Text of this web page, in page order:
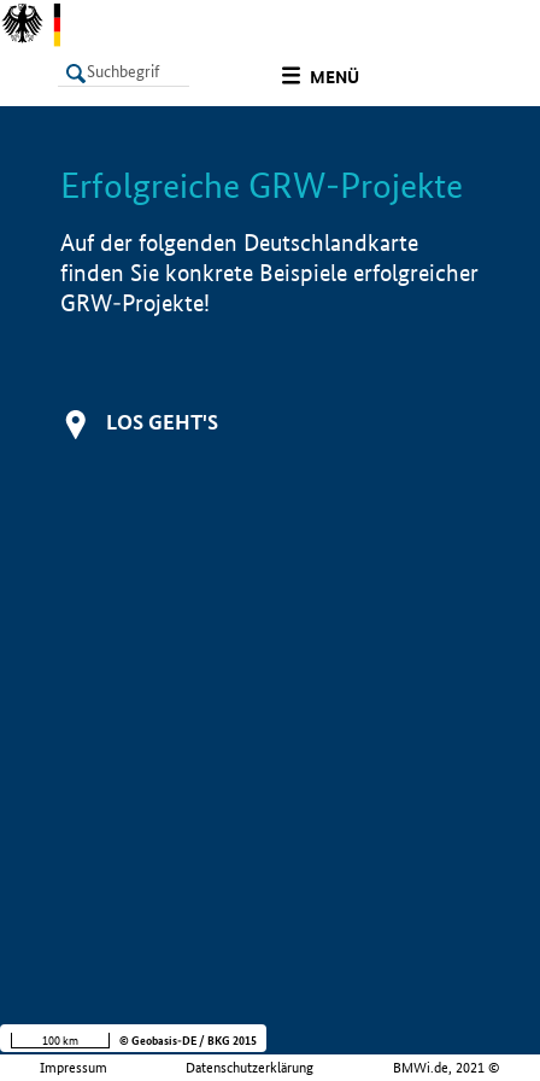
MENÜ
LISTE Info
Erfolgreiche GRW-Projekte
Auf der folgenden Deutschlandkarte
finden Sie konkrete Beispiele erfolgreicher
GRW-Projekte!
LOS GEHT'S
Impressum Datenschutzerklärung BMWi.de, 2021 ©
100 km © Geobasis-DE / BKG 2015